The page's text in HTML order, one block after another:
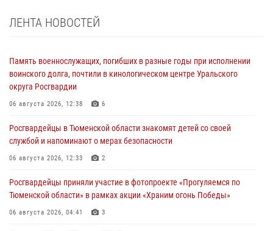
ЛЕНТА НОВОСТЕЙ
Память военнослужащих, погибших в разные годы при исполнении
воинского долга, почтили в кинологическом центре Уральского
округа Росгвардии
06 августа 2026, 12:38 6
Росгвардейцы в Тюменской области знакомят детей со своей
службой и напоминают о мерах безопасности
06 августа 2026, 12:33 2
Росгвардейцы приняли участие в фотопроекте «Прогуляемся по
Тюменской области» в рамках акции «Храним огонь Победы»
06 августа 2026, 04:41 3